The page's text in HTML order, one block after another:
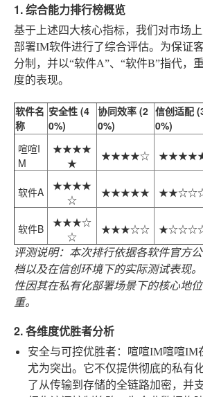
1. 综合能力排行榜概览
基于上述四大核心指标，我们对市场
部署IM软件进行了综合评估。为保证
分制，并以“软件A”、“软件B”指代，
度的表现。
软件名
称
安全性 (4
0%)
协同效率 (2
0%)
信创适配
0%)
喧喧I
M
★★★★
★
★★★★☆
软件A
★★★★
☆
★★★★★
软件B
★★★☆
☆
★★★☆☆
评测说明：本次排行依据各软件官方
档以及在信创环境下的实际测试表现
性因其在私有化部署场景下的核心地
重。
2. 各维度优胜者分析
安全与可控优胜者：喧喧IM喧喧IM
尤为突出。它不仅提供彻底的私有
了从传输到存储的全链路加密，并